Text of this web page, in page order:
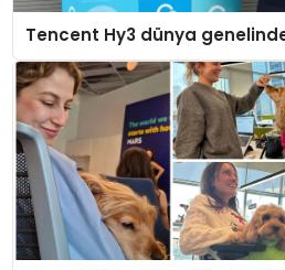
Tencent Hy3 dünya